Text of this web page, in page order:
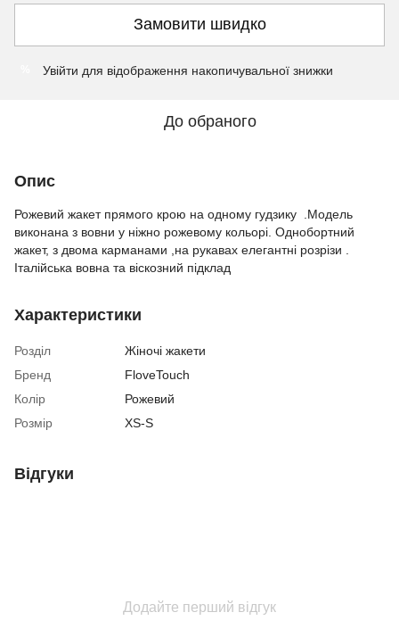
Замовити швидко
Увійти для відображення накопичувальної знижки
До обраного
Опис
Рожевий жакет прямого крою на одному гудзику .Модель
виконана з вовни у ніжно рожевому кольорі. Однобортний
жакет, з двома карманами ,на рукавах елегантні розрізи .
Італійська вовна та віскозний підклад
Характеристики
Розділ
Жіночі жакети
Бренд
FloveTouch
Колір
Рожевий
Розмір
XS-S
Відгуки
Додайте перший відгук